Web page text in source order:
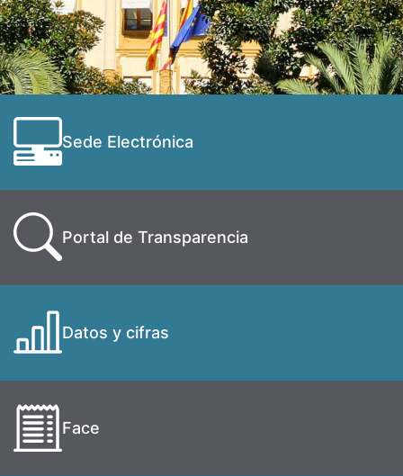
Sede Electrónica
Portal de Transparencia
Datos y cifras
Face